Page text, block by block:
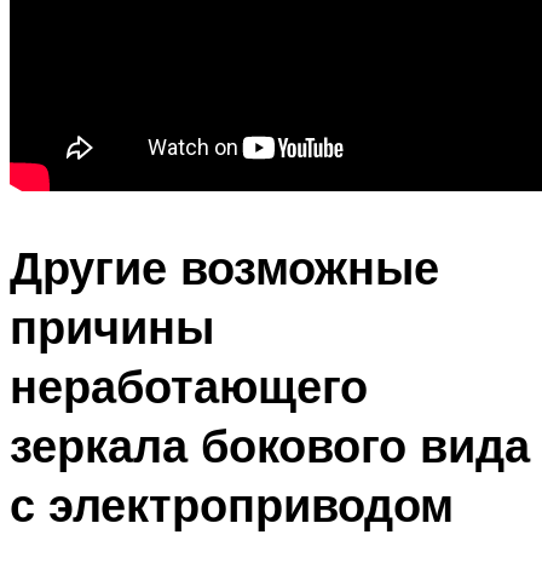
Другие возможные
причины
неработающего
зеркала бокового вида
с электроприводом